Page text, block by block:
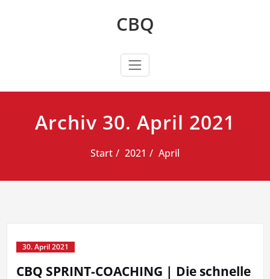
CBQ
Archiv 30. April 2021
Start 2021 April
30. April 2021
CBQ SPRINT-COACHING | Die schnelle